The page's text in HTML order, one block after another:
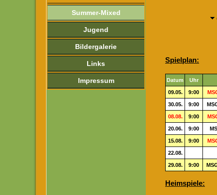
Summer-Mixed
Jugend
Bildergalerie
Links
Impressum
Spielplan:
Datum Uhr
09.05. 9:00
30.05. 9:00
08.08. 9:00
20.06. 9:00
15.08. 9:00
22.08.
29.08. 9:00
Heimspiele: